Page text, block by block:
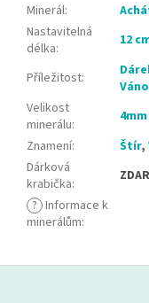
Minerál:
Nastavitelná
délka: 12
Příležitost:
Velikost
minerálu:
4mm
Znamení: Štír,
Dárková
krabička:
? Informace k
minerálům: